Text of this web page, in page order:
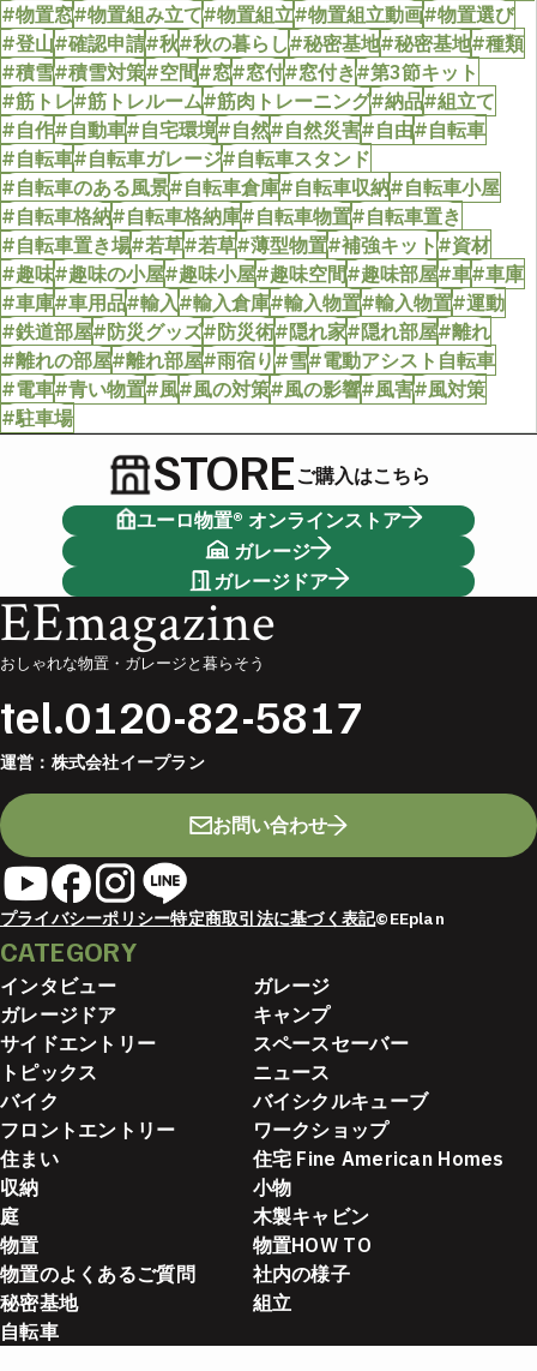
#物置窓#物置組み立て#物置組立#物置組立動画#物置選び
#登山#確認申請#秋#秋の暮らし#秘密基地#秘密基地#種類
#積雪#積雪対策#空間#窓#窓付#窓付き#第3節キット
#筋トレ#筋トレルーム#筋肉トレーニング#納品#組立て
#自作#自動車#自宅環境#自然#自然災害#自由#自転車
#自転車#自転車ガレージ#自転車スタンド
#自転車のある風景#自転車倉庫#自転車収納#自転車小屋
#自転車格納#自転車格納庫#自転車物置#自転車置き
#自転車置き場#若草#若草#薄型物置#補強キット#資材
#趣味#趣味の小屋#趣味小屋#趣味空間#趣味部屋#車#車庫
#車庫#車用品#輸入#輸入倉庫#輸入物置#輸入物置#運動
#鉄道部屋#防災グッズ#防災術#隠れ家#隠れ部屋#離れ
#離れの部屋#離れ部屋#雨宿り#雪#電動アシスト自転車
#電車#青い物置#風#風の対策#風の影響#風害#風対策
#駐車場
STOREご購入はこちら
ユーロ物置® オンラインストア
ガレージ
ガレージドア
EEmagazine
おしゃれな物置・ガレージと暮らそう
tel.0120-82-5817
運営： 株式会社イープラン
お問い合わせ
プライバシーポリシー特定商取引法に基づく表記©EEplan
CATEGORY
インタビュー
ガレージ
ガレージドア
キャンプ
サイドエントリー
スペースセーバー
トピックス
ニュース
バイク
バイシクルキューブ
フロントエントリー
ワークショップ
住まい
住宅 Fine American Homes
収納
小物
庭
木製キャビン
物置
物置HOW TO
物置のよくあるご質問
社内の様子
秘密基地
組立
自転車